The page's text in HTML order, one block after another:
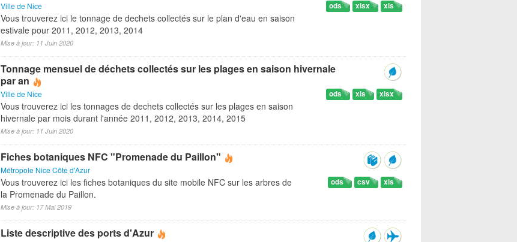
Ville de Nice xls
xlsx
ods
Vous trouverez ici le tonnage de dechets collectés sur le plan d'eau en saison
estivale pour 2011, 2012, 2013, 2014
Mise à jour: 11 Juin 2020
Tonnage mensuel de déchets collectés sur les plages en saison hivernale
par an
Ville de Nice xlsx
xls
ods
Vous trouverez ici les tonnages de dechets collectés sur les plages en saison
hivernale par mois durant l'année 2011, 2012, 2013, 2014, 2015
Mise à jour: 11 Juin 2020
Fiches botaniques NFC "Promenade du Paillon"
Métropole Nice Côte d'Azur
xls
csv
ods
Vous trouverez ici les fiches botaniques du site mobile NFC sur les arbres de
la Promenade du Paillon.
Mise à jour: 17 Mai 2019
Liste descriptive des ports d'Azur